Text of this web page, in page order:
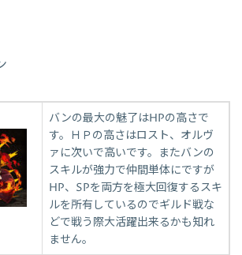
バンの最大の魅了はHPの高さで
す。ＨＰの高さはロスト、オルヴ
ァに次いで高いです。またバンの
スキルが強力で仲間単体にですが
HP、SPを両方を極大回復するスキ
ルを所有しているのでギルド戦な
どで戦う際大活躍出来るかも知れ
ません。